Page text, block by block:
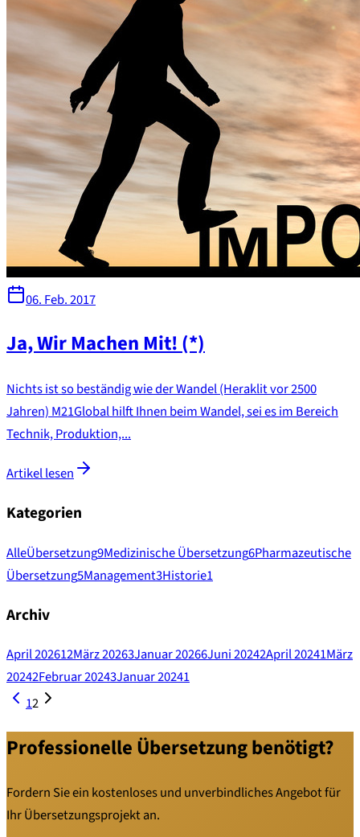
06. Feb. 2017
Ja, Wir Machen Mit! (*)
Nichts ist so beständig wie der Wandel (Heraklit vor 2500
Jahren) M21Global hilft Ihnen beim Wandel, sei es im Bereich
Technik, Produktion,...
Artikel lesen
Kategorien
AlleÜbersetzung9Medizinische Übersetzung6Pharmazeutische
Übersetzung5Management3Historie1
Archiv
April 202612März 20263Januar 20266Juni 20242April 20241März
20242Februar 20243Januar 20241
12
Professionelle Übersetzung benötigt?
Fordern Sie ein kostenloses und unverbindliches Angebot für
Ihr Übersetzungsprojekt an.